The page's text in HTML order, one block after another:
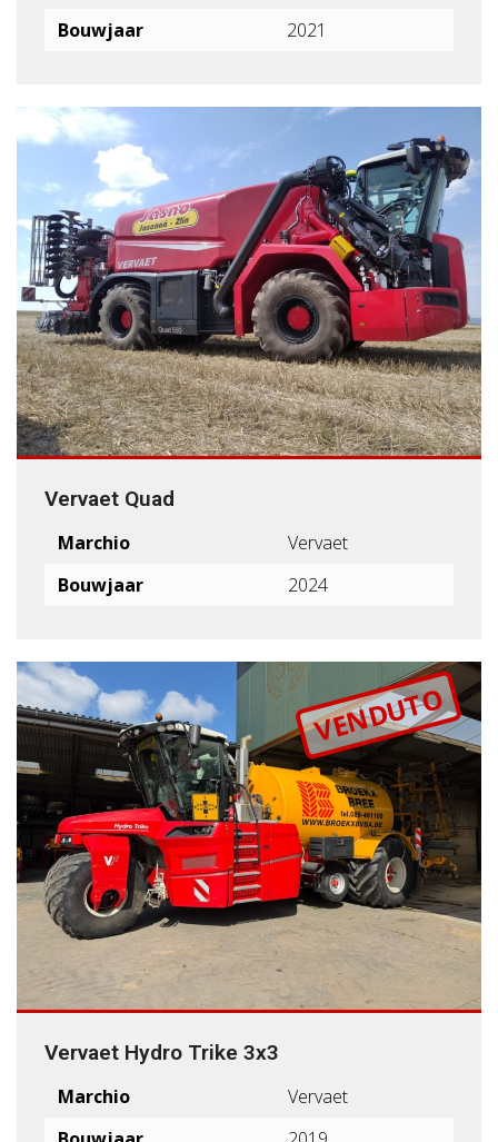
Bouwjaar
2021
Vervaet Quad
Marchio
Vervaet
Bouwjaar
2024
VENDUTO
Vervaet Hydro Trike 3x3
Marchio
Vervaet